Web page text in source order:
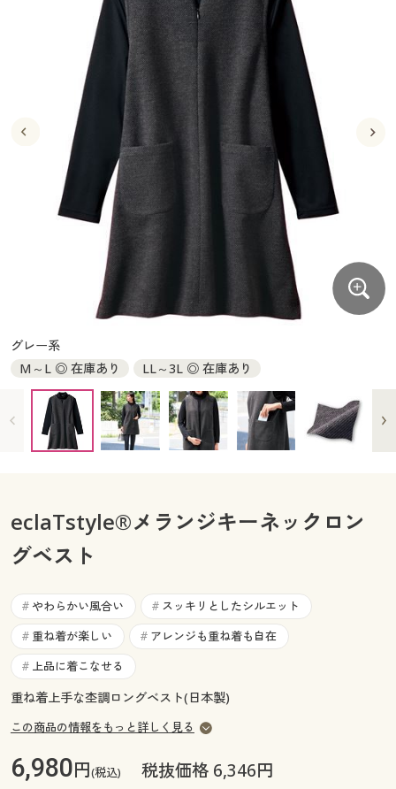
ジュニア・ティーンズ下着
キッチン・雑貨・日用品
寝具・インテリア・家具通販すべて
寝具・ベッド
カーテン・ラグ・ファブリック
美容・健康通販すべて
美容・健康・サプリメント
制服・スクール
制服・スクールすべて
制服・学生服
ジュニア・ティーンズ下着
大きいサイズ
大きいサイズ通販すべて
大きいサイズ レディース服
大きいサイズ レディース下着
大きいサイズ メンズ
大きいサイズ 事務・制服
バーゲン
バーゲンセール
シークレットセール
詳細検索
商品カテゴリ一覧
カタログ・チラシからのご注文
デジタルカタログ
カタログ無料プレゼント
マイページ
お気に入り
サポート
よくある質問とお問い合わせ
寝具・ベッド
カーテン・ラグ・ファブリック
美容・健康・サプリメント
制服・スクールすべて
制服・学生服
ジュニア・ティーンズ下着
大きいサイズ
大きいサイズ通販すべて
大きいサイズ レディース服
大きいサイズ レディース下着
大きいサイズ メンズ
大きいサイズ 事務・制服
バーゲンセール
シークレットセール
詳細検索
商品カテゴリ一覧
カタログ・チラシからのご注文
カタログ無料プレゼント
会員メニュー
閲覧履歴
お気に入り
サポート
ご利用ガイド
よくある質問とお問い合わせ
グレー系
M～L ◎ 在庫あり
LL～3L ◎ 在庫あり
eclaTstyle®メランジキーネックロン
グベスト
# やわらかい風合い # スッキリとしたシルエット
# 重ね着が楽しい # アレンジも重ね着も自在
# 上品に着こなせる
重ね着上手な杢調ロングベスト(日本製)
この商品の情報をもっと詳しく見る
6,980円(税込) 税抜価格 6,346円